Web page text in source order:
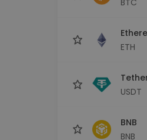
ETH
USDT
BNB
BNB